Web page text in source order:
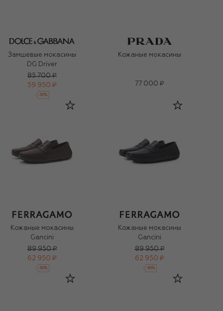
Замшевые мокасины
DG Driver
85 700 ₽
59 950 ₽
-30%
Кожаные мокасины
77 000 ₽
Кожаные мокасины
Gancini
89 950 ₽
62 950 ₽
-30%
Кожаные мокасины
Gancini
89 950 ₽
62 950 ₽
-30%